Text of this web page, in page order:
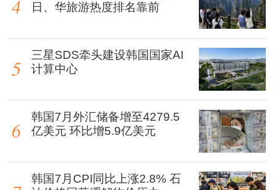
日、华旅游热度排名靠前
三星SDS牵头建设韩国国家AI
计算中心
韩国7月外汇储备增至4279.5
亿美元 环比增5.9亿美元
韩国7月CPI同比上涨2.8% 石